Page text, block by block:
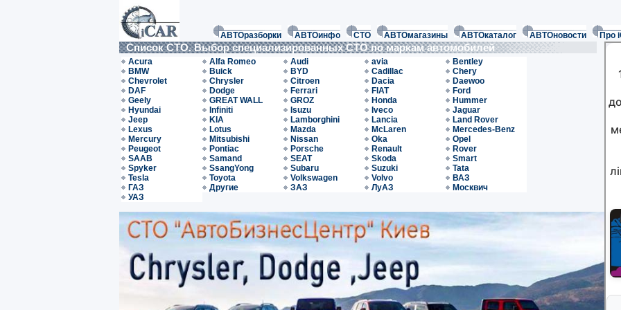
АВТОразборки АВТОинфо СТО АВТОмагазины АВТОкаталог АВТОновости Про
Список СТО. Выбор специализированных СТО по маркам автомобилей
Acura Alfa Romeo Audi avia
Bentley
BMW
Buick BYD Cadillac
Chery
Chevrolet
Chrysler Citroen Dacia
Daewoo
DAF
Dodge Ferrari FIAT
Ford
Geely
GREAT WALL GROZ Honda
Hummer
Hyundai
Infiniti Isuzu Iveco
Jaguar
Jeep
KIA Lamborghini Lancia
Land Rover
Lexus
Lotus Mazda McLaren
Mercedes-Benz
Mercury
Mitsubishi Nissan Oka
Opel
Peugeot
Pontiac Porsche Renault
Rover
SAAB
Samand SEAT Skoda
Smart
Spyker
SsangYong Subaru Suzuki
Tata
Tesla
Toyota Volkswagen Volvo
ВАЗ
ГАЗ
Другие ЗАЗ ЛуАЗ
Москвич
УАЗ